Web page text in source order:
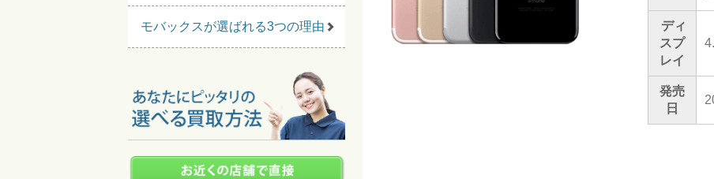
ディ
スプ
レイ
発売
日
モバックスが選ばれる3つの理由